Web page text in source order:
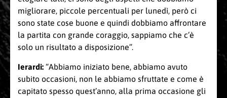
migliorare, piccole percentuali per lunedì, però ci
sono state cose buone e quindi dobbiamo affrontare
la partita con grande coraggio, sappiamo che c’è
solo un risultato a disposizione”.
Ierardi: “Abbiamo iniziato bene, abbiamo avuto
subito occasioni, non le abbiamo sfruttate e come è
capitato spesso quest’anno, alla prima occasione gli